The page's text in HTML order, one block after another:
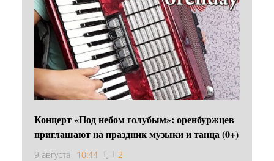
Концерт «Под небом голубым»: оренбуржцев
приглашают на праздник музыки и танца (0+)
9 августа 10:44 2